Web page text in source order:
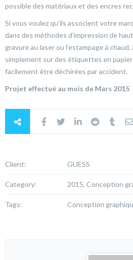
possible des matériaux et des encres
Si vous voulez qu’ils associent votre
dans des méthodes d’impression de
gravure au laser ou l’estampage à chaud,
simplement sur des étiquettes en
facilement être déchirées par accident.
Projet effectué au mois de Mars 2015
Client: GUESS
Category: 2015, Conception
Tags: Conception